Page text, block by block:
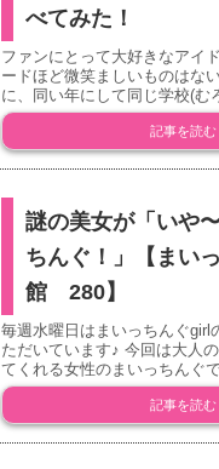
べてみた！
ファンにとって大好きなアイ
ードほど微笑ましいものはな
に、同い年にして同じ学校(む
記事を読む
謎の美女が「いや
ちんぐ！」【まい
館 280】
毎週水曜日はまいっちんぐgirl
ただいています♪ 今回は大人
てくれる女性のまいっちんぐ
記事を読む